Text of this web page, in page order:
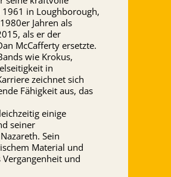
1961 in Loughborough,
Jahren als
als er der
McCafferty ersetzte.
wie Krokus,
in
zeichnet sich
Fähigkeit aus, das
einige
seiner
Sein
Material und
und